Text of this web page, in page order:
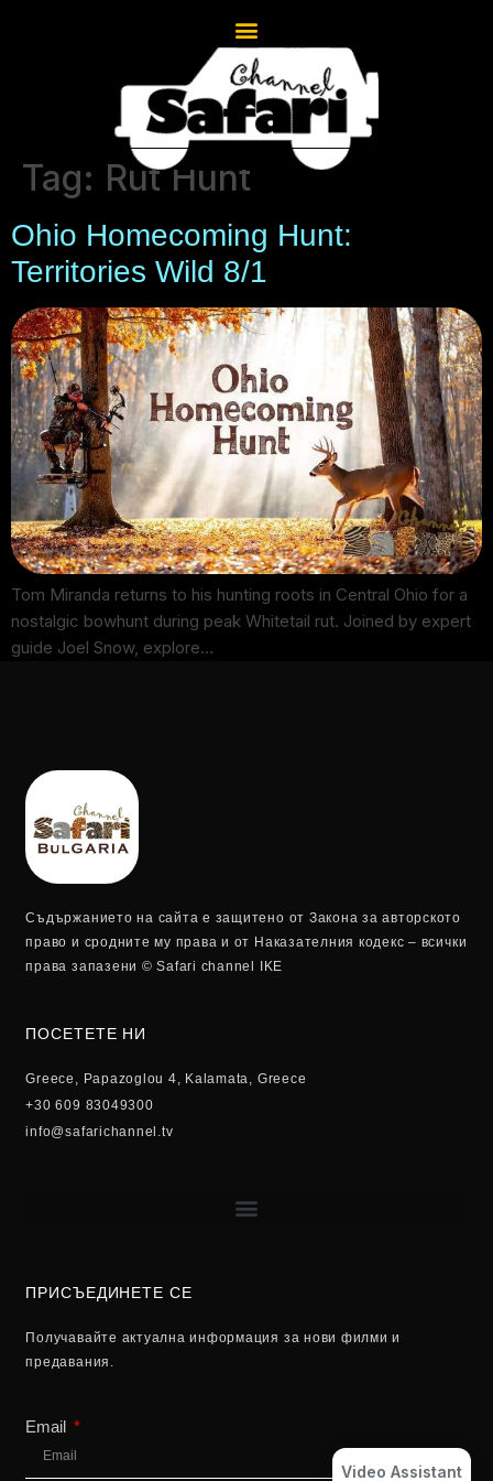
Tag: Rut Hunt
Ohio Homecoming Hunt:
Territories Wild 8/1
Tom Miranda returns to his hunting roots in Central Ohio for a
nostalgic bowhunt during peak Whitetail rut. Joined by expert
guide Joel Snow, explore…
Съдържанието на сайта е защитено от Закона за авторското
право и сродните му права и от Наказателния кодекс – всички
права запазени © Safari channel IKE
ПОСЕТЕТЕ НИ
Greece, Papazoglou 4, Kalamata, Greece
+30 609 83049300
info@safarichannel.tv
ПРИСЪЕДИНЕТЕ СЕ
Получавайте актуална информация за нови филми и
предавания.
Email
Video Assistant